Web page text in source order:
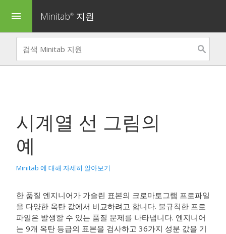
menu Minitab® 지원
시계열 선 그림의
예
Minitab 에 대해 자세히 알아보기
한 품질 엔지니어가 가솔린 표본의 크로마토그램 프로파일
을 다양한 옥탄 값에서 비교하려고 합니다. 불규칙한 프로
파일은 발생할 수 있는 품질 문제를 나타냅니다. 엔지니어
는 9개 옥탄 등급의 표본을 검사하고 36가지 성분 값을 기